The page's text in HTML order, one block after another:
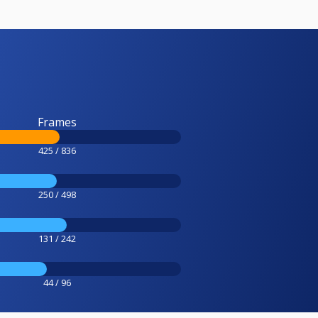
Frames
425 / 836
250 / 498
131 / 242
44 / 96